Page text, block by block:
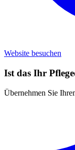
Website besuchen
Ist das Ihr
Übernehmen Sie